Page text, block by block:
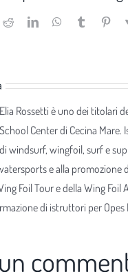
RedditLinkedInWhatsApp
Tumblr
Elia Rossetti è uno dei titolari
School Center di Cecina Mare.
di windsurf, wingfoil, surf e
e alla promozione
Foil Tour e della Wing Foil
di istruttori per Opes